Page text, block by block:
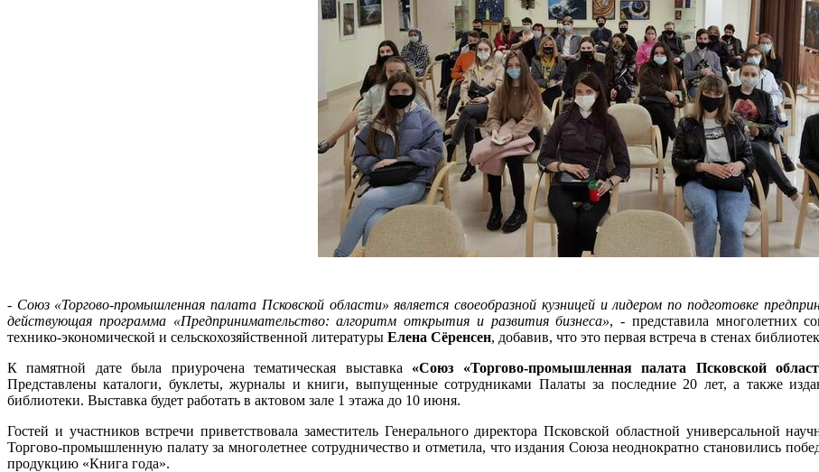
- Союз «Торгово-промышленная палата Псковской области» является своеобразной кузницей и лидером по подготовке
действующая программа «Предпринимательство: алгоритм открытия и развития бизнеса», - представила многолетних
технико-экономической и сельскохозяйственной литературы Елена Сёренсен, добавив, что это первая встреча в стенах
К памятной дате была приурочена тематическая выставка «Союз «Торгово-промышленная палата Псковской
Представлены каталоги, буклеты, журналы и книги, выпущенные сотрудниками Палаты за последние 20 лет, а также
библиотеки. Выставка будет работать в актовом зале 1 этажа до 10 июня.
Гостей и участников встречи приветствовала заместитель Генерального директора Псковской областной универсальной
Торгово-промышленную палату за многолетнее сотрудничество и отметила, что издания Союза неоднократно становились
продукцию «Книга года».